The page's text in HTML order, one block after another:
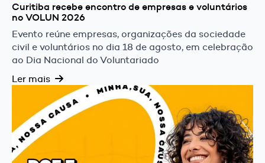
Curitiba recebe encontro de empresas e voluntários
no VOLUN 2026
Evento reúne empresas, organizações da sociedade
civil e voluntários no dia 18 de agosto, em celebração
ao Dia Nacional do Voluntariado
Ler mais